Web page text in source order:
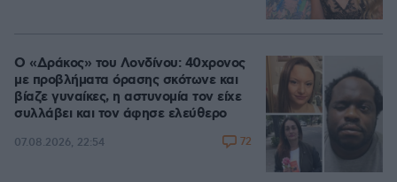
Ο «Δράκος» του Λονδίνου: 40χρονος
με προβλήματα όρασης σκότωνε και
βίαζε γυναίκες, η αστυνομία τον είχε
συλλάβει και τον άφησε ελεύθερο
07.08.2026, 22:54 72